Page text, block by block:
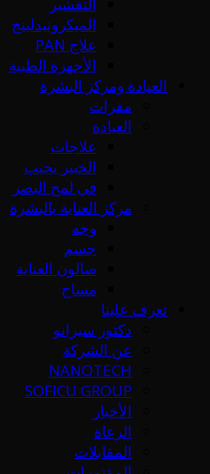
التقشير
الميكرونيدلينج
علاج PAN
الأجهزة الطبية
العيادة ومركز البشرة
مقرات
العيادة
علاجات
الخبير يجيب
في لمح البصر
مركز العناية بالبشرة
وجه
جسم
صالون العناية
مساج
تعرف علينا
دكتور سيرانو
عن الشركة
NANOTECH
SOFICU GROUP
الأخبار
الرعاة
المقابلات